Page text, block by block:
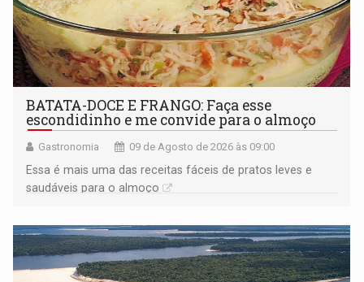
BATATA-DOCE E FRANGO: Faça esse
escondidinho e me convide para o almoço
Gastronomia 09 de Agosto de 2026 às 09:00
Essa é mais uma das receitas fáceis de pratos leves e
saudáveis para o almoço